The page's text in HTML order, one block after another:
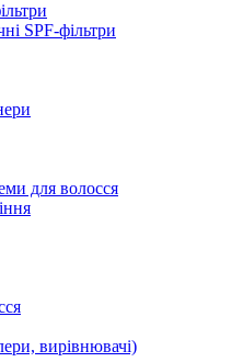
SPF-фільтри
для волосся
вирівнювачі)